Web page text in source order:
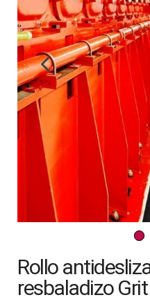
la
galería
de
imágenes
al
comienzo
de
Rollo
resbaladizo